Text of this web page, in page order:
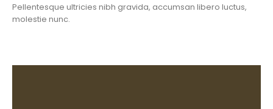
Pellentesque ultricies nibh gravida, accumsan libero luctus,
molestie nunc.